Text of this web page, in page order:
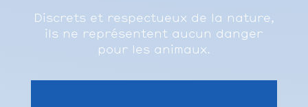
Discrets et respectueux de la nature,
ils ne représentent aucun danger
pour les animaux.